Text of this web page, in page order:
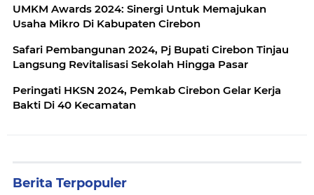
UMKM Awards 2024: Sinergi Untuk Memajukan
Usaha Mikro Di Kabupaten Cirebon
Safari Pembangunan 2024, Pj Bupati Cirebon Tinjau
Langsung Revitalisasi Sekolah Hingga Pasar
Peringati HKSN 2024, Pemkab Cirebon Gelar Kerja
Bakti Di 40 Kecamatan
Berita Terpopuler